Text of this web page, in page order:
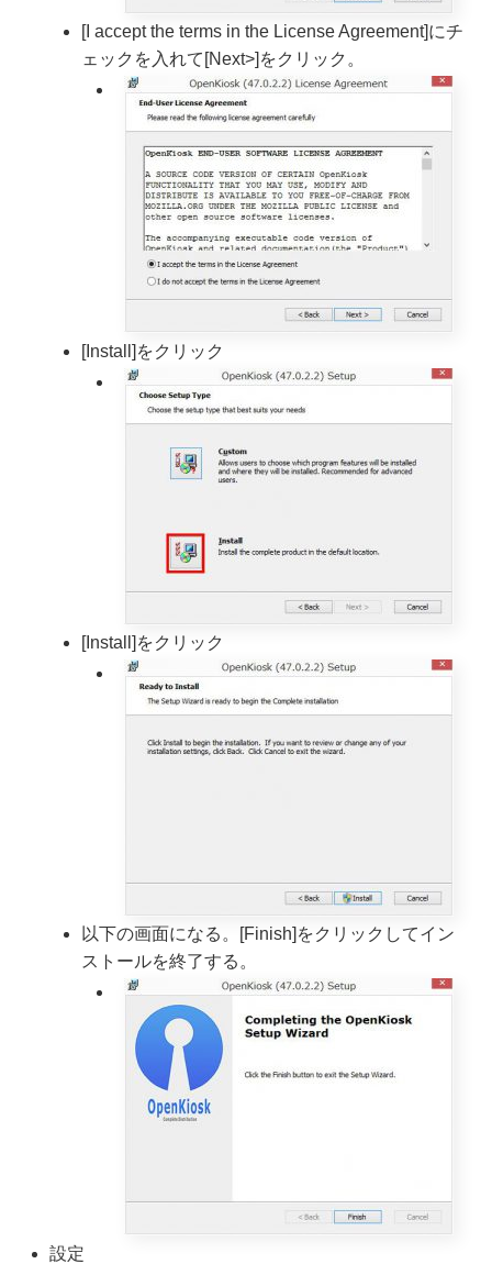
[I accept the terms in the License Agreement]にチ
ェックを入れて[Next>]をクリック。
[Install]をクリック
[Install]をクリック
以下の画面になる。[Finish]をクリックしてイン
ストールを終了する。
設定